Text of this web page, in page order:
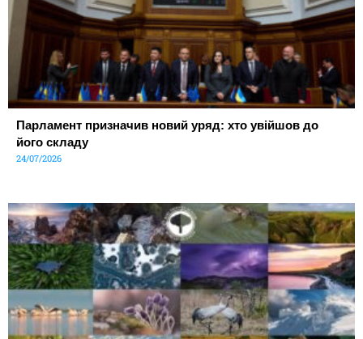
Парламент призначив новий уряд: хто увійшов до
його складу
24/07/2026